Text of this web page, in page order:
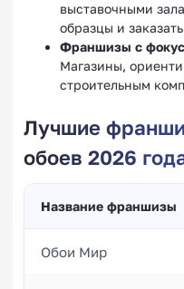
выставочными
образцы и
Франшизы с
Магазины,
строительным
Лучшие
обоев 2026
Название франшизы
Обои Мир